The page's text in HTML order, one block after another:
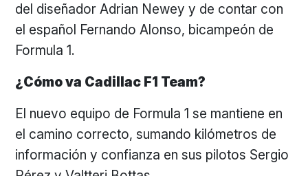
del diseñador Adrian Newey y de contar con
el español Fernando Alonso, bicampeón de
Formula 1.
¿Cómo va Cadillac F1 Team?
El nuevo equipo de Formula 1 se mantiene en
el camino correcto, sumando kilómetros de
información y confianza en sus pilotos Sergio